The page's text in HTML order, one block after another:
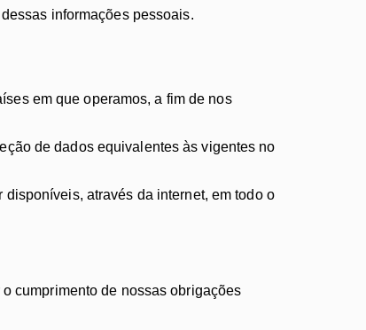
informações pessoais.
em que operamos, a fim de nos
de dados equivalentes às vigentes no
através da internet, em todo o
cumprimento de nossas obrigações